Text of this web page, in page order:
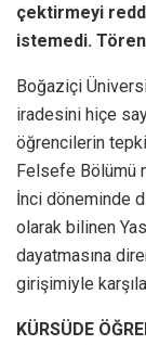
çektirmeyi
istemedi.
Boğaziçi
iradesini hiçe
öğrencilerin
Felsefe Bölümü
İnci döneminde
olarak bilinen
dayatmasına
girişimiyle
KÜRSÜDE